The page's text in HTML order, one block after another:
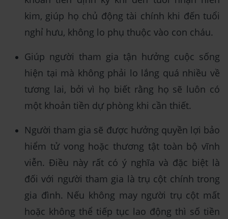
kim, giúp họ chủ động tài chính khi đến tuổi
nghỉ hưu, không lo phụ thuộc vào con cháu.
Giúp người tham gia tận hưởng cuộc sống
hiện tại mà không phải lo lắng quá nhiều về
tương lai, bởi vì họ biết rằng họ sẽ luôn có
một khoản tiền dự phòng khi cần thiết.
Người tham gia sẽ được hưởng quyền lợi bảo
hiểm tử vong hoặc thương tật toàn bộ vĩnh
viễn. Điều này rất có ý nghĩa và đặc biệt là
đối với người tham gia là trụ cột chính trong
gia đình. Nếu không may người trụ cột mất
hoặc không thể tiếp tục lao động thì số tiền